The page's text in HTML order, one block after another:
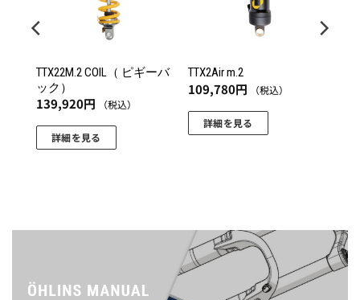
TTX22M.2 COIL（ ピギーバ
ック）
139,920円 （税込）
詳細を見る
に
数
TTX2Air m.2
109,780円 （税込）
詳細を見る
は
複
数